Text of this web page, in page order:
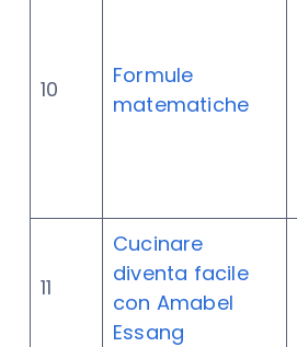
10
Formule
matematiche
11
Cucinare
diventa facile
con Amabel
Essang